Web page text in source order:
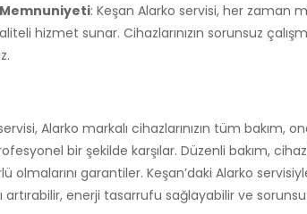
: Keşan Alarko servisi, her zaman
hizmet sunar. Cihazlarınızın sorunsuz
Alarko markalı cihazlarınızın tüm bakım,
bir şekilde karşılar. Düzenli bakım,
olmalarını garantiler. Keşan’daki Alarko
artırabilir, enerji tasarrufu sağlayabilir ve